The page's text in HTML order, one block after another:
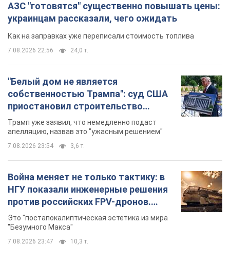
АЗС "готовятся" существенно повышать цены:
украинцам рассказали, чего ожидать
Как на заправках уже переписали стоимость топлива
7.08.2026 22:56 24,0 т.
"Белый дом не является
собственностью Трампа": суд США
приостановил строительство
бального зала стоимостью 400 млн
долларов
Трамп уже заявил, что немедленно подаст
апелляцию, назвав это "ужасным решением"
7.08.2026 23:54 3,6 т.
Война меняет не только тактику: в
НГУ показали инженерные решения
против российских FPV-дронов.
Фото
Это "постапокалиптическая эстетика из мира
"Безумного Макса"
7.08.2026 23:47 10,3 т.